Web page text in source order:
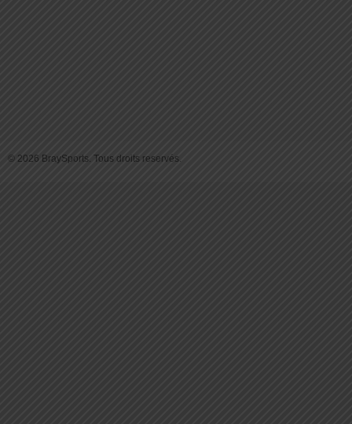
© 2026 BraySports. Tous droits reservés.